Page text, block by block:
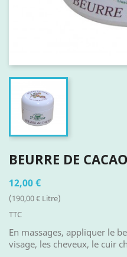
BEURRE DE
12,00 €
(190,00 € Litre)
TTC
En massages, appliquer le
visage, les cheveux, le cuir